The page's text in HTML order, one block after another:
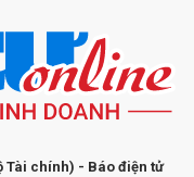
Tài chính) - Báo điện tử